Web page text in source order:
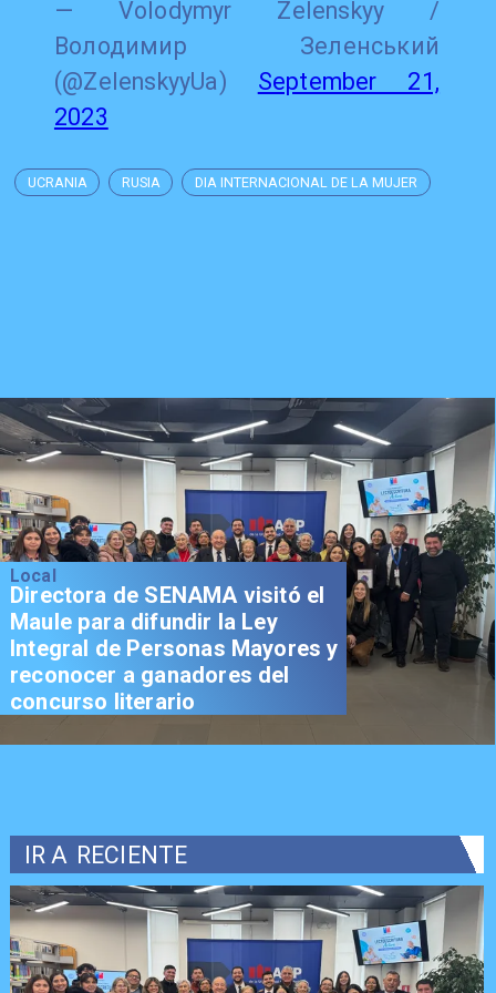
— Volodymyr Zelenskyy /
Володимир Зеленський
(@ZelenskyyUa) September 21,
2023
UCRANIA RUSIA DIA INTERNACIONAL DE LA MUJER
Local
Directora de SENAMA visitó el
Maule para difundir la Ley
Integral de Personas Mayores y
reconocer a ganadores del
concurso literario
IR A RECIENTE